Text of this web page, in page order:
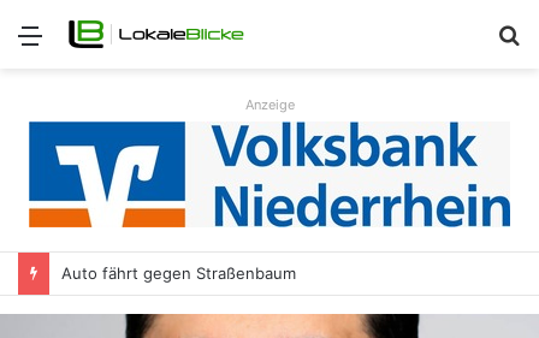
Menü
Anzeige
Auto fährt gegen Straßenbaum